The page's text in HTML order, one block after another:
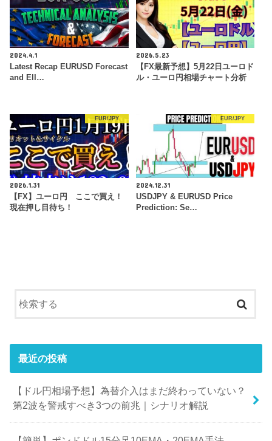
2024.4.1
Latest Recap EURUSD Forecast
and Ell…
2026.5.23
【FX最新予想】5月22日ユーロド
ル・ユーロ円相場チャート分析
EUR/JPY
2026.1.31
【FX】ユーロ円 ここで買え！
現在押し目待ち！
EUR/JPY
2024.12.31
USDJPY & EURUSD Price
Prediction: Se…
最近の投稿
【ドル円相場予想】為替介入はまだ終わっていない？
第2波を警戒すべき3つの前兆｜シナリオ解説